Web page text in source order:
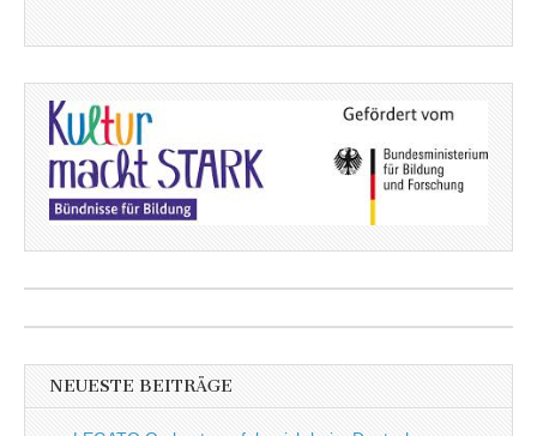
NEUESTE BEITRÄGE